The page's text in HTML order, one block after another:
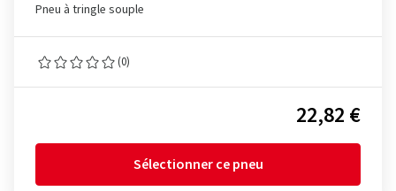
Pneu à tringle souple
(0)
22,82 €
Sélectionner ce pneu